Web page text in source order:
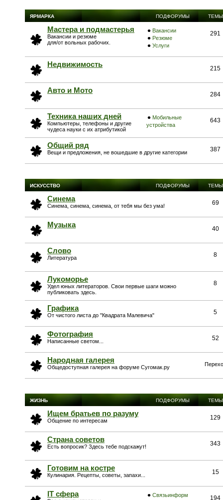
ЯРМАРКА ПОДФОРУМЫ ТЕМЫ
Мастера и подмастерья
Вакансии и резюме
для/от вольных рабочих.
Вакансии
Резюме
Услуги
291
Недвижимость 215
Авто и Мото 284
Техника наших дней
Компьютеры, телефоны и другие
чудеса науки с их атрибутикой
Мобильные
устройства
643
Общий ряд
Вещи и предложения, не вошедшие в другие категории 387
ИСКУССТВО ПОДФОРУМЫ ТЕМЫ
Синема
Синема, синема, синема, от тебя мы без ума! 69
Музыка 40
Слово
Литература 8
Лукоморье
Удел юных литераторов. Свои первые шаги можно
публиковать здесь.
8
Графика
От чистого листа до "Квадрата Малевича" 5
Фотография
Написанные светом... 52
Народная галерея
Общедоступная галерея на форуме Сугомак.ру
ЖИЗНЬ ПОДФОРУМЫ ТЕМЫ
Ищем братьев по разуму
Общение по интересам 129
Страна советов
Есть вопросик? Здесь тебе подскажут! 343
Готовим на костре
Кулинария. Рецепты, советы, запахи... 15
IT сфера Связьинформ 194